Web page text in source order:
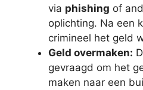
via phishing of
oplichting. Na een
crimineel het geld
Geld overmaken:
gevraagd om het
maken naar een